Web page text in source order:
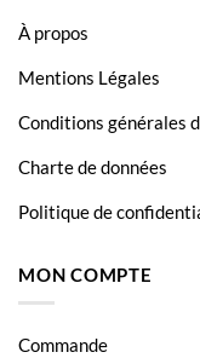
HP Color
HP Color
À propos
Mentions Légales
Conditions générales
Charte de données
Politique de
MON COMPTE
Commande